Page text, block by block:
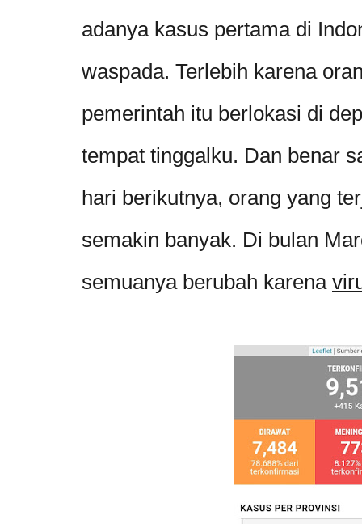
adanya kasus pertama di
waspada. Terlebih karena
pemerintah itu berlokasi di
tempat tinggalku. Dan benar
hari berikutnya, orang yang
semakin banyak. Di bulan
semuanya berubah karena